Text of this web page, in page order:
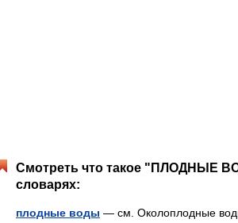
Смотреть что такое "ПЛОДНЫЕ
словарях:
плодные воды — см. Околоплодные